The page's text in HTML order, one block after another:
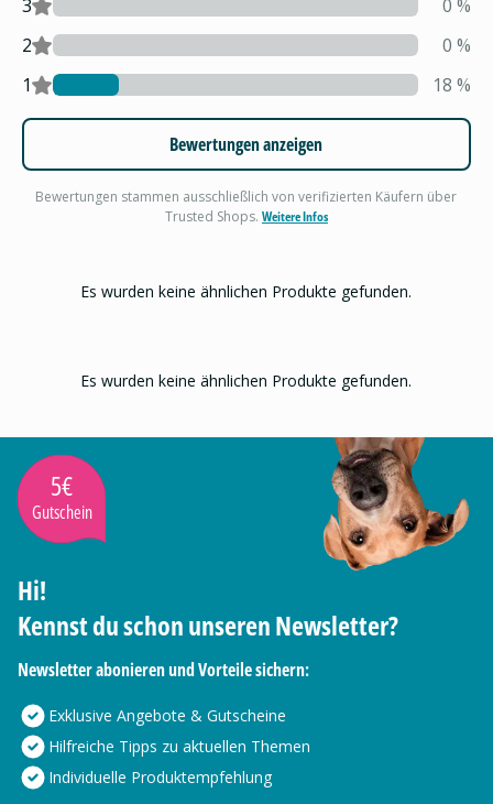
3 0 %
2
0 %
1
18 %
Bewertungen anzeigen
Bewertungen stammen ausschließlich von verifizierten Käufern über
Trusted Shops. Weitere Infos
Es wurden keine ähnlichen Produkte gefunden.
Es wurden keine ähnlichen Produkte gefunden.
5€
Gutschein
Hi!
Kennst du schon unseren Newsletter?
Newsletter abonieren und Vorteile sichern:
Exklusive Angebote & Gutscheine
Hilfreiche Tipps zu aktuellen Themen
Individuelle Produktempfehlung